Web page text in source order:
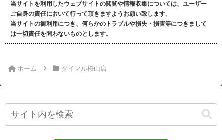
当サイトを利用したウェブサイトの閲覧や情報収集については、ユーザー
ご自身の責任において行って頂きますようお願い致します。
当サイトの御利用につき、何らかのトラブルや損失・損害等につきまして
は一切責任を問わないものとします。
ホーム ダイマル桜山店